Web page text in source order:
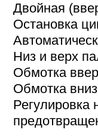
Двойная
Остановка
Низ и верх
Обмотка
Обмотка вниз
Регулировка